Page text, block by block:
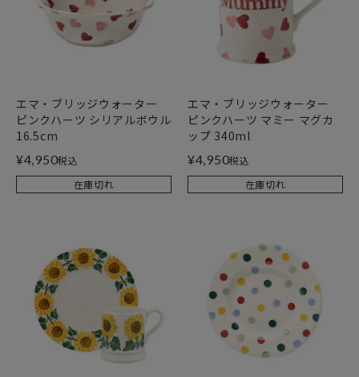
エマ・ブリッジウォーター
ピンクハーツ シリアルボウル
16.5cm
¥4,950税込
在庫切れ
エマ・ブリッジウォーター
ピンクハーツ マミー マグカ
ップ 340ml
¥4,950税込
在庫切れ